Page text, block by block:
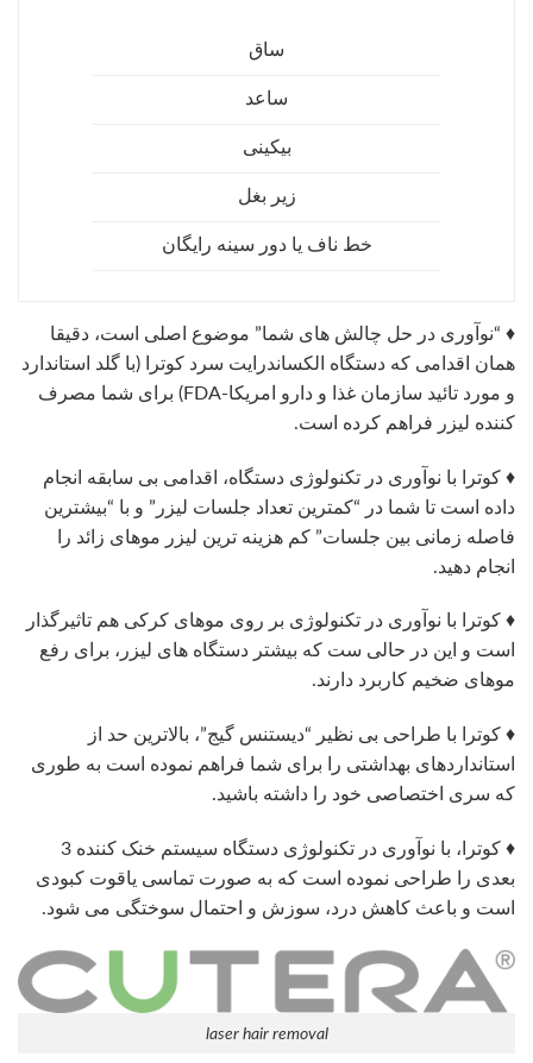
ساق
ساعد
بیکینی
زیر بغل
خط ناف یا دور سینه رایگان
♦ “نوآوری در حل چالش های شما” موضوع اصلی است، دقیقا
همان اقدامی که دستگاه الکساندرایت سرد کوترا (با گلد استاندارد
و مورد تائید سازمان غذا و دارو امریکا-FDA) برای شما مصرف
کننده لیزر فراهم کرده است.
♦ کوترا با نوآوری در تکنولوژی دستگاه، اقدامی بی سابقه انجام
داده است تا شما در “کمترین تعداد جلسات لیزر” و با “بیشترین
فاصله زمانی بین جلسات” کم هزینه ترین لیزر موهای زائد را
انجام دهید.
♦ کوترا با نوآوری در تکنولوژی بر روی موهای کرکی هم تاثیرگذار
است و این در حالی ست که بیشتر دستگاه های لیزر، برای رفع
موهای ضخیم کاربرد دارند.
♦ کوترا با طراحی بی نظیر “دیستنس گیج”، بالاترین حد از
استانداردهای بهداشتی را برای شما فراهم نموده است به طوری
که سری اختصاصی خود را داشته باشید.
♦ کوترا، با نوآوری در تکنولوژی دستگاه سیستم خنک کننده 3
بعدی را طراحی نموده است که به صورت تماسی یاقوت کبودی
است و باعث کاهش درد، سوزش و احتمال سوختگی می شود.
laser hair removal